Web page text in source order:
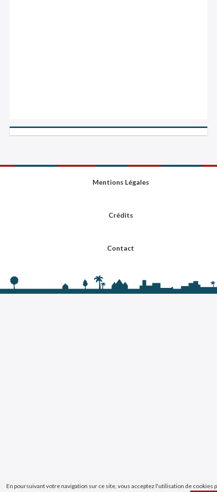
Mentions Légales
Crédits
Contact
En poursuivant votre navigation sur ce site, vous acceptez l'utilisation de cookies